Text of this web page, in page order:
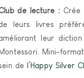
de lecture :Crée
leurs livres
leur
Montessori. Mini-
de
l’Happy Silver